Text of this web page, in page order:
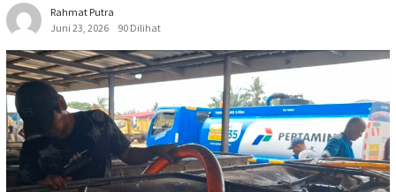
Rahmat Putra
Juni 23, 2026
90 Dilihat